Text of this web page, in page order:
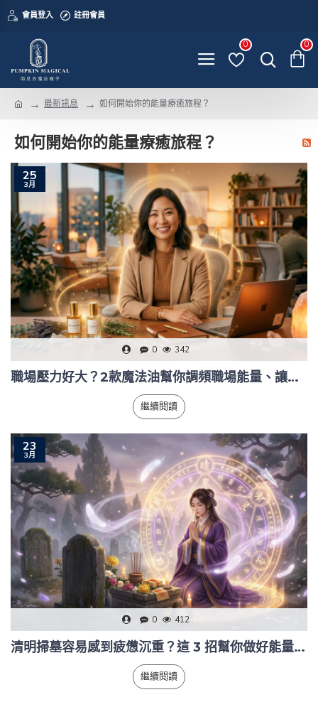
會員登入 註冊會員
0 0
最新訊息 如何開始你的能量療癒旅程？
如何開始你的能量療癒旅程？
25
3月
0 342
職場壓力好大？2款魔法油幫你調頻職場能量、讓老闆主動看見你
繼續閱讀
23
3月
0 412
清明掃墓容易感到疲憊沉重？這 3 招幫你做好能量防護與深層淨化
繼續閱讀